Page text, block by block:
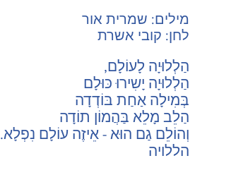
מילים: שמרית אור
לחן: קובי אשרת
הַלְלוּיָה לָעוֹלָם,
הַלְלוּיָה יָשִירוּ כּוּלָם
בְּמִילָה אַחַת בּוֹדְדָה
הַלֵב מָלֵא בַּהֲמוֹן תוֹדָה
וְהוֹלֵם גַם הוּא - אֵיזֶה עוֹלָם נִפְלָא.
הללויה